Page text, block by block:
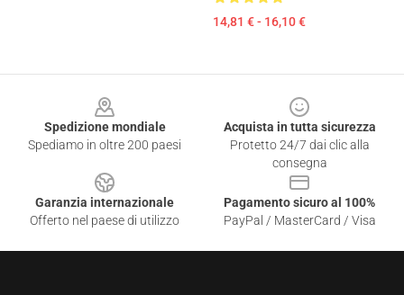
14,81 € - 16,10 €
Spedizione mondiale
Spediamo in oltre 200 paesi
Acquista in tutta sicurezza
Protetto 24/7 dai clic alla
consegna
Garanzia internazionale
Offerto nel paese di utilizzo
Pagamento sicuro al 100%
PayPal / MasterCard / Visa